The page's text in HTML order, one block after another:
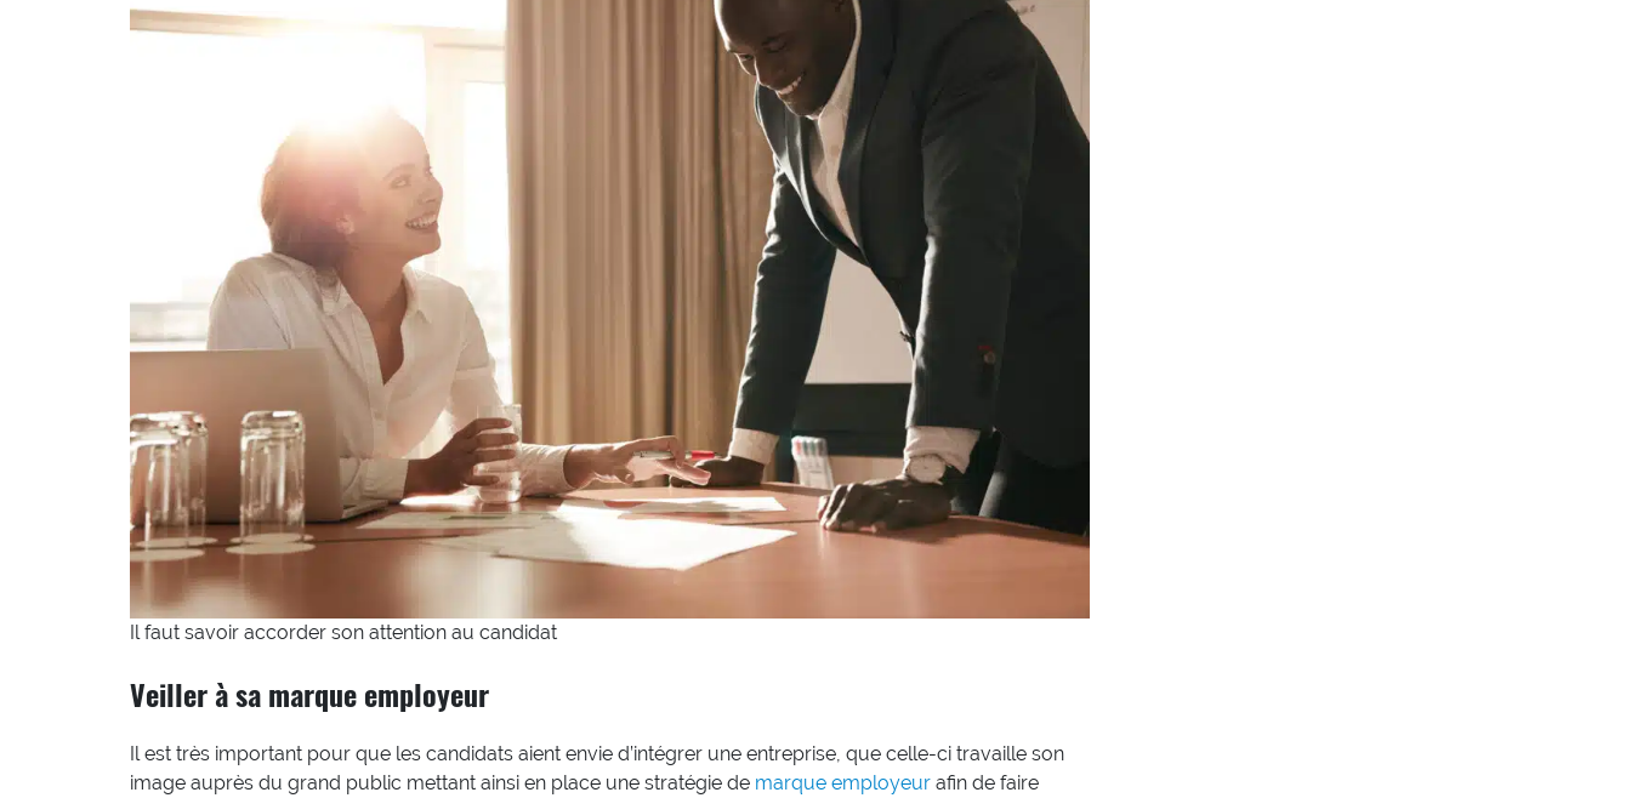
Il faut savoir accorder son attention au candidat
Veiller à sa marque employeur
Il est très important pour que les candidats aient envie d’intégrer une entreprise, que celle-ci travaille son
image auprès du grand public mettant ainsi en place une stratégie de ​ marque employeur​ afin de faire